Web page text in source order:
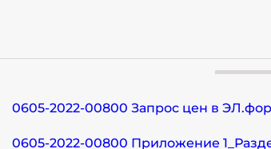
0605-2022-00800 Запрос цен в
0605-2022-00800 Приложение